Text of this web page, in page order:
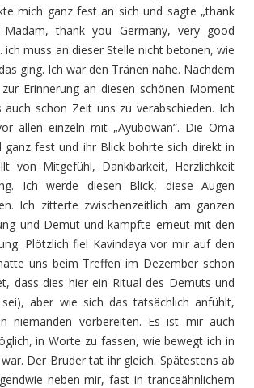
mich ganz fest an sich und sagte „thank
thank you Germany, very good
ich muss an dieser Stelle nicht betonen, wie
ging. Ich war den Tränen nahe. Nachdem
Erinnerung an diesen schönen Moment
schon Zeit uns zu verabschieden. Ich
allen einzeln mit „Ayubowan“. Die Oma
ganz fest und ihr Blick bohrte sich direkt in
von Mitgefühl, Dankbarkeit, Herzlichkeit
Ich werde diesen Blick, diese Augen
Ich zitterte zwischenzeitlich am ganzen
und Demut und kämpfte erneut mit den
Plötzlich fiel Kavindaya vor mir auf den
uns beim Treffen im Dezember schon
dass dies hier ein Ritual des Demuts und
aber wie sich das tatsächlich anfühlt,
niemanden vorbereiten. Es ist mir auch
in Worte zu fassen, wie bewegt ich in
Der Bruder tat ihr gleich. Spätestens ab
neben mir, fast in tranceähnlichem